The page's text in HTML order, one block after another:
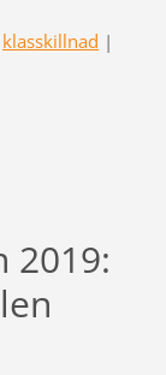
klasskillnad |
2019: